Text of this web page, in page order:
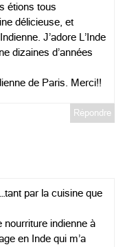
étions tous
délicieuse, et
J’adore L’Inde
dizaines d’années
de Paris. Merci!!
Répondre
par la cuisine que
nourriture indienne à
en Inde qui m’a